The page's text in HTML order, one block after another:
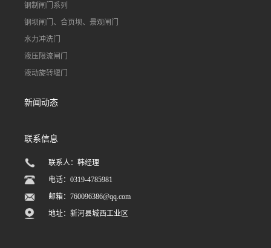
钢制闸门系列
钢坝闸门、合页坝、景观闸门
水力冲洗门
液压限流闸门
液动旋转堰门
新闻动态
联系信息
联系人：韩经理
电话：0319-4785981
邮箱：760096386@qq.com
地址：新河县城西工业区